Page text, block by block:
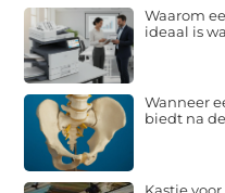
Waarom
ideaal is
Wanneer
biedt na
Kastje